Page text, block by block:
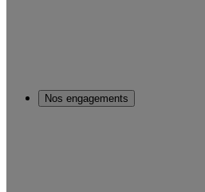
Nos engagements